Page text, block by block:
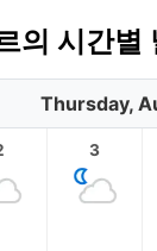
시간별
Thursday,
3